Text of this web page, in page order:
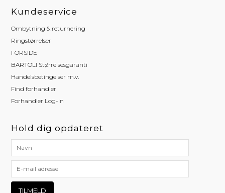
Kundeservice
Ombytning & returnering
Ringstørrelser
FORSIDE
BARTOLI Størrelsesgaranti
Handelsbetingelser m.v.
Find forhandler
Forhandler Log-in
Hold dig opdateret